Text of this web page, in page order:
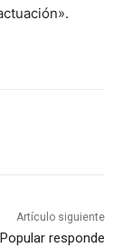
Artículo siguiente
responde